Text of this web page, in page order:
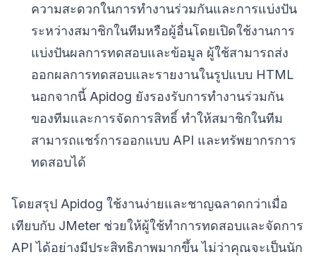
ความสะดวกในการทำงานร่วมกันและการแบ่งปัน
ระหว่างสมาชิกในทีมหรือผู้อื่นโดยเปิดใช้งานการ
แบ่งปันผลการทดสอบและข้อมูล ผู้ใช้สามารถส่ง
ออกผลการทดสอบและรายงานในรูปแบบ HTML
นอกจากนี้ Apidog ยังรองรับการทำงานร่วมกัน
ของทีมและการจัดการสิทธิ์ ทำให้สมาชิกในทีม
สามารถแชร์การออกแบบ API และทรัพยากรการ
ทดสอบได้
โดยสรุป Apidog ใช้งานง่ายและชาญฉลาดกว่าเมื่อ
เทียบกับ JMeter ช่วยให้ผู้ใช้ทำการทดสอบและจัดการ
API ได้อย่างมีประสิทธิภาพมากขึ้น ไม่ว่าคุณจะเป็นนัก